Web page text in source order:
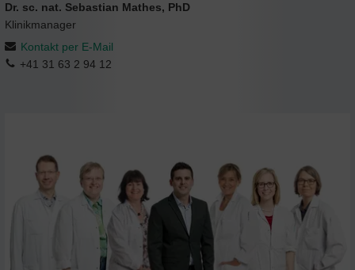
Dr. sc. nat. Sebastian Mathes, PhD
Klinikmanager
Kontakt per E-Mail
+41 31 63 2 94 12